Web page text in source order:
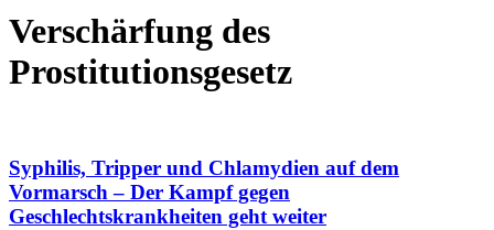
Verschärfung des
Prostitutionsgesetz
Syphilis, Tripper und Chlamydien auf dem
Vormarsch – Der Kampf gegen
Geschlechtskrankheiten geht weiter